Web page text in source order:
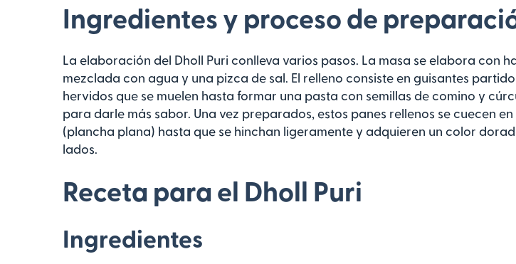
Ingredientes y proceso de
La elaboración del Dholl Puri conlleva varios pasos. La masa se elabora con
mezclada con agua y una pizca de sal. El relleno consiste en guisantes
hervidos que se muelen hasta formar una pasta con semillas de comino y
para darle más sabor. Una vez preparados, estos panes rellenos se cuecen
(plancha plana) hasta que se hinchan ligeramente y adquieren un color
lados.
Receta para el Dholl Puri
Ingredientes